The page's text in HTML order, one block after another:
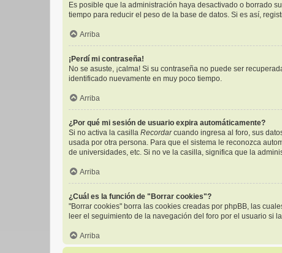
Es posible que la administración haya desactivado o borrado
tiempo para reducir el peso de la base de datos. Si es así,
Arriba
¡Perdí mi contraseña!
No se asuste, ¡calma! Si su contraseña no puede ser
identificado nuevamente en muy poco tiempo.
Arriba
¿Por qué mi sesión de usuario expira automáticamente?
Si no activa la casilla Recordarcuando ingresa al foro, sus
usada por otra persona. Para que el sistema le reconozca
de universidades, etc. Si no ve la casilla, significa que la
Arriba
¿Cuál es la función de "Borrar cookies"?
"Borrar cookies" borra las cookies creadas por phpBB, las
leer el seguimiento de la navegación del foro por el usuario si
Arriba